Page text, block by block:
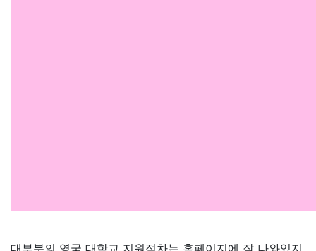
대부분의 영국 대학교 지원절차는 홈페이지에 잘 나와있지